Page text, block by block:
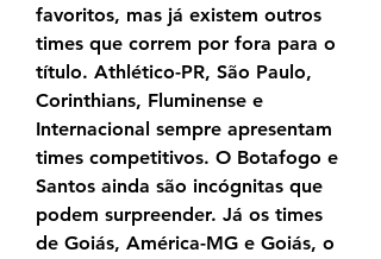
favoritos, mas já existem outros
times que correm por fora para o
título. Athlético-PR, São Paulo,
Corinthians, Fluminense e
Internacional sempre apresentam
times competitivos. O Botafogo e
Santos ainda são incógnitas que
podem surpreender. Já os times
de Goiás, América-MG e Goiás, o